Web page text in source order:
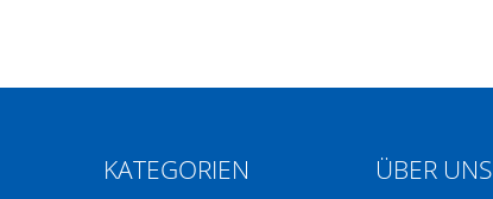
KATEGORIEN ÜBER UNS